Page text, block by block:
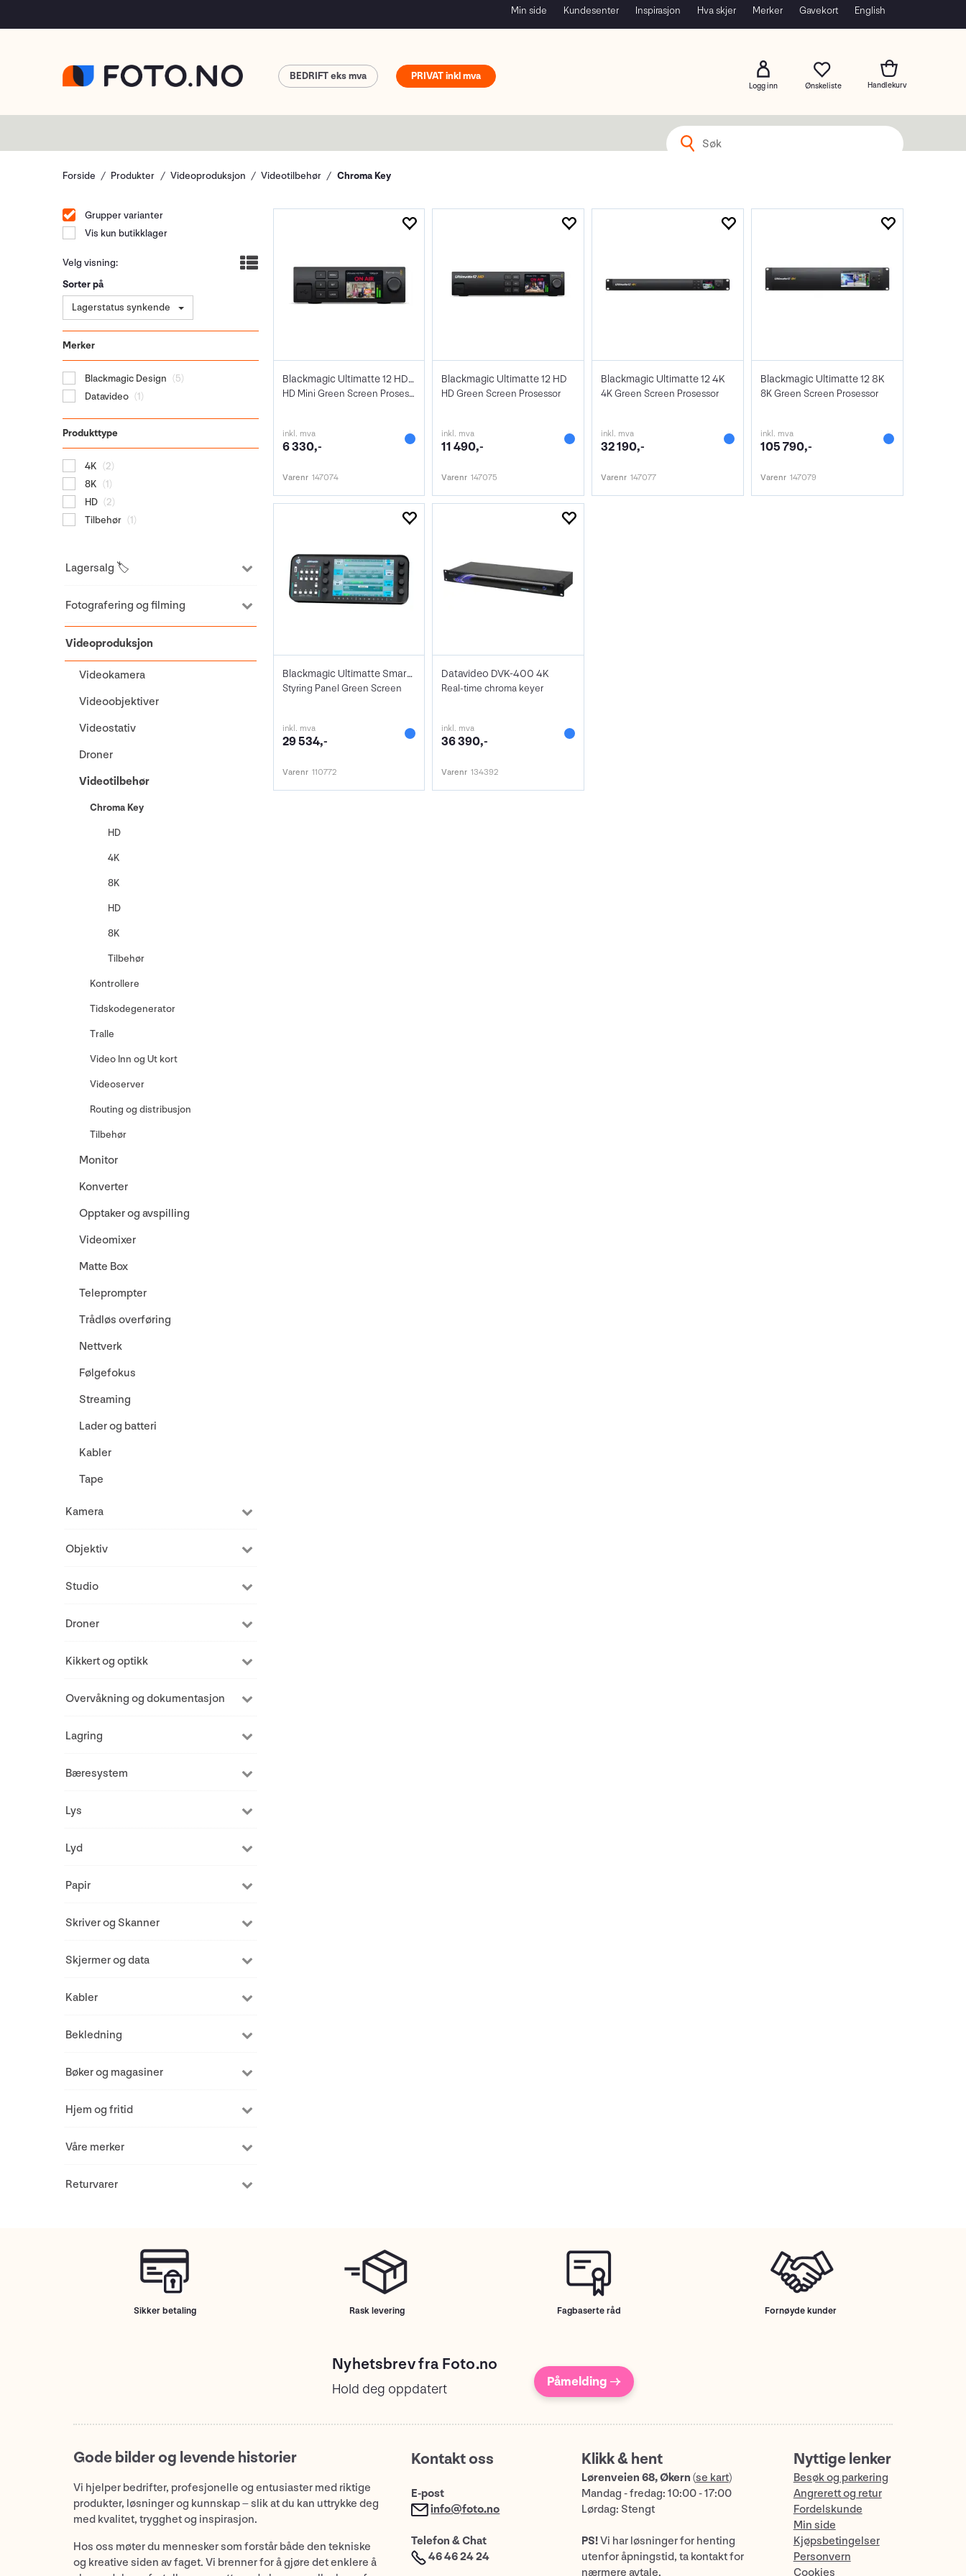
Min side Kundesenter Inspirasjon Hva skjer Merker Gavekort English
Logg inn
PRIVAT
BEDRIFT
Forside Produkter Videoproduksjon Videotilbehør Chroma Key
Grupper varianter
Vis kun butikklager
Velg visning:
Sorter på
Lagerstatus synkende
Merker
Blackmagic Design (5)
Datavideo (1)
Produkttype
4K (2)
8K (1)
HD (2)
Tilbehør (1)
Lagersalg 🏷️
Fotografering og filming
Videoproduksjon
Videokamera
Videoobjektiver
Videostativ
Droner
Videotilbehør
Chroma Key
HD
4K
8K
HD
8K
Tilbehør
Kontrollere
Tidskodegenerator
Tralle
Video Inn og Ut kort
Videoserver
Routing og distribusjon
Tilbehør
Monitor
Konverter
Opptaker og avspilling
Videomixer
Matte Box
Teleprompter
Trådløs overføring
Nettverk
Følgefokus
Streaming
Lader og batteri
Kabler
Tape
Kamera
Objektiv
Studio
Droner
Kikkert og optikk
Overvåkning og dokumentasjon
Lagring
Bæresystem
Lys
Lyd
Papir
Skriver og Skanner
Skjermer og data
Kabler
Bekledning
Bøker og magasiner
Hjem og fritid
Våre merker
Returvarer
Blackmagic Ultimatte 12 HD Mini
HD Mini Green Screen Prosessor
inkl. mva
6 330,-
Varenr 147074
Blackmagic Ultimatte 12 HD
HD Green Screen Prosessor
inkl. mva
11 490,-
Varenr 147075
Blackmagic Ultimatte 12 4K
4K Green Screen Prosessor
inkl. mva
32 190,-
Varenr 147077
Blackmagic Ultimatte 12 8K
8K Green Screen Prosessor
inkl. mva
105 790,-
Varenr 147079
Blackmagic Ultimatte Smart Remote 4
Styring Panel Green Screen
inkl. mva
29 534,-
Varenr 110772
Datavideo DVK-400 4K
Real-time chroma keyer
inkl. mva
36 390,-
Varenr 134392
Sikker betaling Rask levering Fagbaserte råd Fornøyde kunder
Nyhetsbrev fra Foto.no
Hold deg oppdatert Påmelding →
Gode bilder og levende historier
Vi hjelper bedrifter, profesjonelle og entusiaster med riktige
produkter, løsninger og kunnskap – slik at du kan uttrykke deg
med kvalitet, trygghet og inspirasjon.
Hos oss møter du mennesker som forstår både den tekniske
og kreative siden av faget. Vi brenner for å gjøre det enklere å
Kontakt oss
E-post
info@foto.no
Telefon & Chat
46 46 24 24
Klikk & hent
Lørenveien 68, Økern (se kart)
Mandag - fredag: 10:00 - 17:00
Lørdag: Stengt
PS!Vi har løsninger for henting
utenfor åpningstid, ta kontakt for
nærmere avtale.
Nyttige lenker
Besøk og parkering
Angrerett og retur
Fordelskunde
Min side
Kjøpsbetingelser
Personvern
Cookies